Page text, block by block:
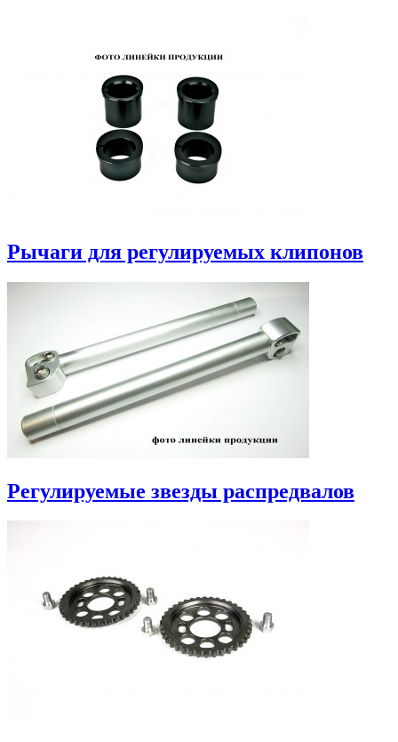
Рычаги для регулируемых клипонов
Регулируемые звезды распредвалов